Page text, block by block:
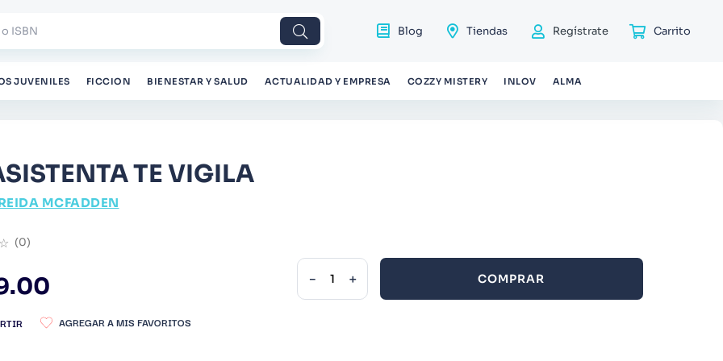
Blog Tiendas Regístrate
JUVENILES FICCION BIENESTAR Y SALUD ACTUALIDAD Y EMPRESA COZZY MISTERY INLOV ALMA
TE VIGILA
MCFADDEN
☆ (0)
.00 ＋
－ COMPRAR